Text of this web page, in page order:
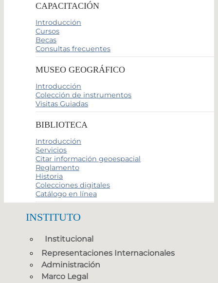
CAPACITACIÓN
Introducción
Cursos
Becas
Consultas frecuentes
MUSEO GEOGRÁFICO
Introducción
Colección de instrumentos
Visitas Guiadas
BIBLIOTECA
Introducción
Servicios
Citar información geoespacial
Reglamento
Historia
Colecciones digitales
Catálogo en línea
INSTITUTO
Institucional
Representaciones Internacionales
Administración
Marco Legal